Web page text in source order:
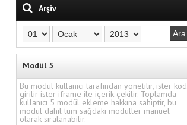
Arşiv
Modül 5
Bu modül kullanıcı tarafından yönetilir, ister kod
girilir ister iframe ile içerik çekilir. Toplamda
kullanıcı 5 modül ekleme hakkına sahiptir, bu
modül dahil tüm sağdaki modüller manuel
olarak sıralanabilir.